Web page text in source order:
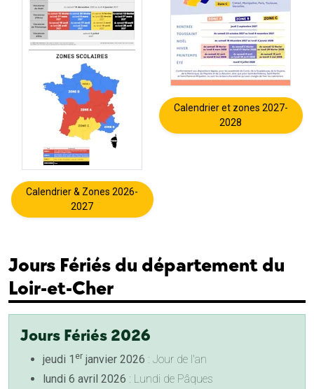
Calendrier & Zones 2026-
2027
Calendrier et zones 2027-
2028
Jours Fériés du département du
Loir-et-Cher
Jours Fériés 2026
jeudi 1 er janvier 2026 : Jour de l'an
lundi 6 avril 2026 : Lundi de Pâques